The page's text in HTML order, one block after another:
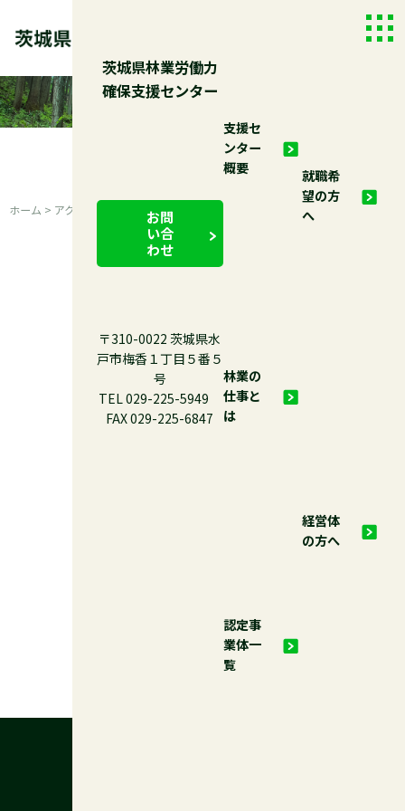
content
茨城県林業労働力
確保支援センター
お問
い合
わせ
〒310-0022 茨城県水
戸市梅香１丁目５番５
号
TEL 029-225-5949
FAX 029-225-6847
支援セ
ンター
概要
林業の
仕事と
は
認定事
業体一
覧
就職希
望の方
へ
経営体
の方へ
アクセス
ホーム > アクセス